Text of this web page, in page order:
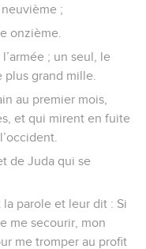
;
onzième.
; un seul, le
grand mille.
au premier mois,
et qui mirent en fuite
de Juda qui se
la parole et leur dit : Si
me secourir, mon
me tromper au profit